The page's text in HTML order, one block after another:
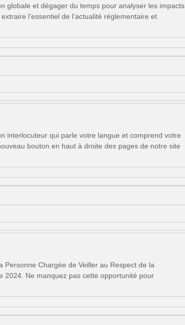
globale et dégager du temps pour analyser les impacts
l’essentiel de l’actualité réglementaire et
interlocuteur qui parle votre langue et comprend votre
bouton en haut à droite des pages de notre site
Chargée de Veiller au Respect de la
2024. Ne manquez pas cette opportunité pour